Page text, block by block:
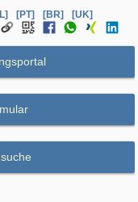
[PT] [BR]
[UK]